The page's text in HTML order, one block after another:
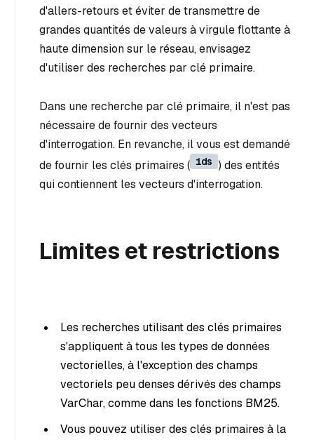
d'allers-retours et éviter de transmettre de
grandes quantités de valeurs à virgule flottante à
haute dimension sur le réseau, envisagez
d'utiliser des recherches par clé primaire.
Dans une recherche par clé primaire, il n'est pas
nécessaire de fournir des vecteurs
d'interrogation. En revanche, il vous est demandé
de fournir les clés primaires ( ids ) des entités
qui contiennent les vecteurs d'interrogation.
Limites et restrictions
Les recherches utilisant des clés primaires
s'appliquent à tous les types de données
vectorielles, à l'exception des champs
vectoriels peu denses dérivés des champs
VarChar, comme dans les fonctions BM25.
Vous pouvez utiliser des clés primaires à la